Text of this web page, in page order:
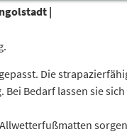
|
Die
Bedarf lassen sie